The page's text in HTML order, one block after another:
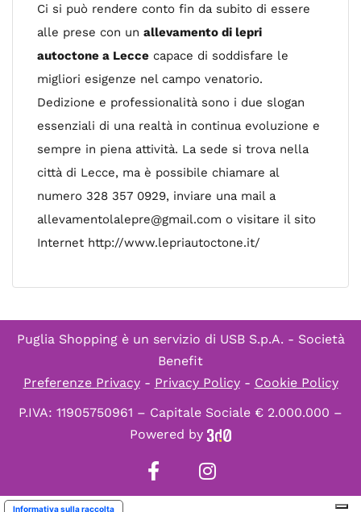
Ci si può rendere conto fin da subito di essere
alle prese con un allevamento di lepri
autoctone a Lecce capace di soddisfare le
migliori esigenze nel campo venatorio.
Dedizione e professionalità sono i due slogan
essenziali di una realtà in continua evoluzione e
sempre in piena attività. La sede si trova nella
città di Lecce, ma è possibile chiamare al
numero 328 357 0929, inviare una mail a
allevamentolalepre@gmail.com o visitare il sito
Internet http://www.lepriautoctone.it/
Puglia Shopping è un servizio di USB S.p.A. - Società
Benefit
Preferenze Privacy- Privacy Policy- Cookie Policy
P.IVA: 11905750961 – Capitale Sociale € 2.000.000 –
Powered by
Informativa sulla raccolta